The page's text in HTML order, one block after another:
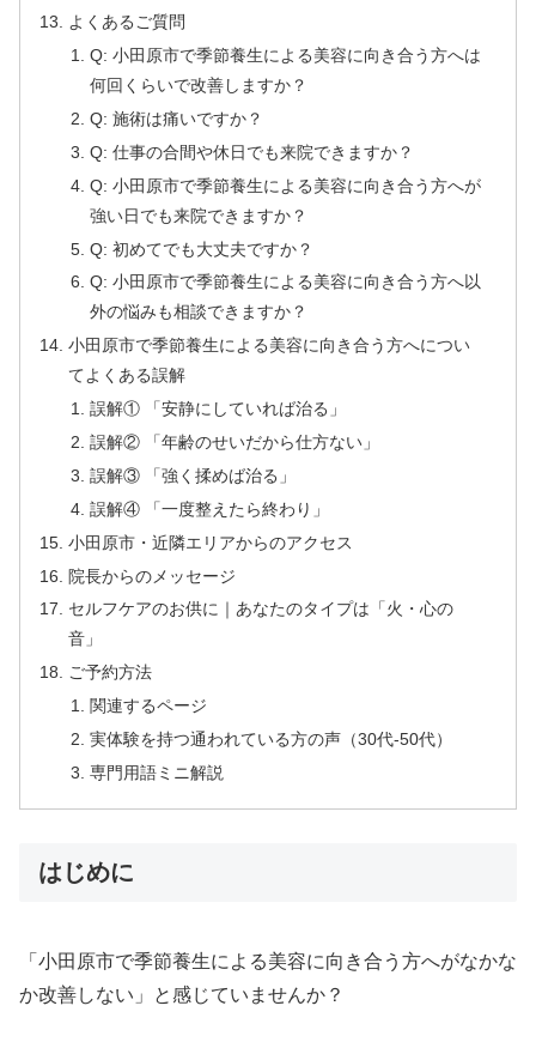
よくあるご質問
Q: 小田原市で季節養生による美容に向き合う方へは
何回くらいで改善しますか？
Q: 施術は痛いですか？
Q: 仕事の合間や休日でも来院できますか？
Q: 小田原市で季節養生による美容に向き合う方へが
強い日でも来院できますか？
Q: 初めてでも大丈夫ですか？
Q: 小田原市で季節養生による美容に向き合う方へ以
外の悩みも相談できますか？
小田原市で季節養生による美容に向き合う方へについ
てよくある誤解
誤解① 「安静にしていれば治る」
誤解② 「年齢のせいだから仕方ない」
誤解③ 「強く揉めば治る」
誤解④ 「一度整えたら終わり」
小田原市・近隣エリアからのアクセス
院長からのメッセージ
セルフケアのお供に｜あなたのタイプは「火・心の
音」
ご予約方法
関連するページ
実体験を持つ通われている方の声（30代-50代）
専門用語ミニ解説
はじめに
「小田原市で季節養生による美容に向き合う方へがなかな
か改善しない」と感じていませんか？